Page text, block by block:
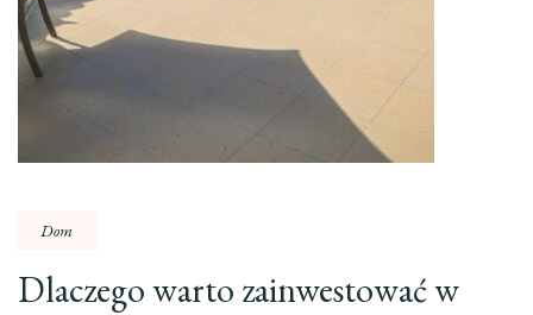
Dom
Dlaczego warto zainwestować w